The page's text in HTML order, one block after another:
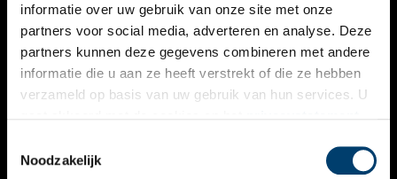
informatie over uw gebruik van onze site met onze
partners voor social media, adverteren en analyse. Deze
partners kunnen deze gegevens combineren met andere
informatie die u aan ze heeft verstrekt of die ze hebben
verzameld op basis van uw gebruik van hun services. U
Noodzakelijk
VERHALEN
NIEUWS
KALENDER
ACTIVITEITEN